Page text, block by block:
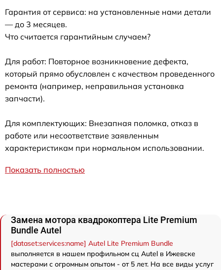
Гарантия от сервиса: на установленные нами детали
— до 3 месяцев.
Что считается гарантийным случаем?
Для работ: Повторное возникновение дефекта,
который прямо обусловлен с качеством проведенного
ремонта (например, неправильная установка
запчасти).
Для комплектующих: Внезапная поломка, отказ в
работе или несоответствие заявленным
характеристикам при нормальном использовании.
Показать полностью
Замена мотора квадрокоптера Lite Premium
Bundle Autel
[dataset:services:name] Autel Lite Premium Bundle
выполняется в нашем профильном сц Autel в Ижевске
мастерами с огромным опытом - от 5 лет. На все виды услуг